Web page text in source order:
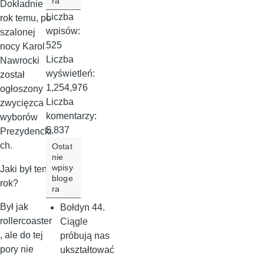
Dokładnie
rok temu, po
szalonej
nocy Karol
Nawrocki
został
ogłoszony
zwycięzca
wyborów
Prezydencki
ch.
Jaki był ten
rok?
Był jak
rollercoaster
, ale do tej
pory nie
Liczba
wpisów:
525
Liczba
wyświetleń:
1,254,976
Liczba
komentarzy:
5,837
Ostat
nie
wpisy
bloge
ra
Bołdyn 44.
Ciągle
próbują nas
ukształtować